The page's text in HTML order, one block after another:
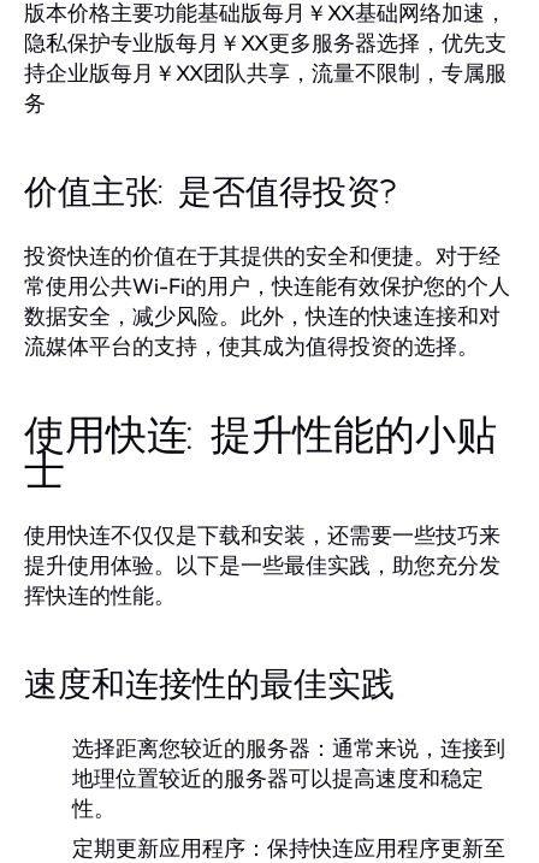
版本价格主要功能基础版每月￥XX基础网络加速，
隐私保护专业版每月￥XX更多服务器选择，优先支
持企业版每月￥XX团队共享，流量不限制，专属服
务
价值主张: 是否值得投资?
投资快连的价值在于其提供的安全和便捷。对于经
常使用公共Wi-Fi的用户，快连能有效保护您的个人
数据安全，减少风险。此外，快连的快速连接和对
流媒体平台的支持，使其成为值得投资的选择。
使用快连: 提升性能的小贴
士
使用快连不仅仅是下载和安装，还需要一些技巧来
提升使用体验。以下是一些最佳实践，助您充分发
挥快连的性能。
速度和连接性的最佳实践
选择距离您较近的服务器： 通常来说，连接到
地理位置较近的服务器可以提高速度和稳定
性。
定期更新应用程序： 保持快连应用程序更新至